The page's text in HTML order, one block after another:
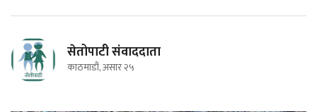
सेतोपाटी संवाददाता
काठमाडौं, असार २५